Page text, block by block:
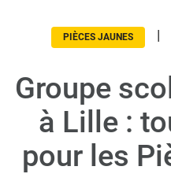
Nous soutenir
Donateurs
Presse
PIÈCES JAUNES |
Groupe
à Lille :
pour les